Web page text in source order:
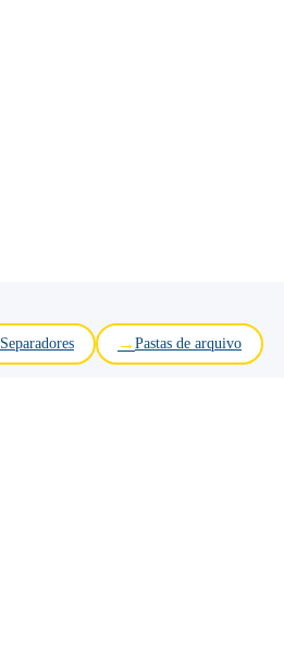
Separadores Pastas de arquivo